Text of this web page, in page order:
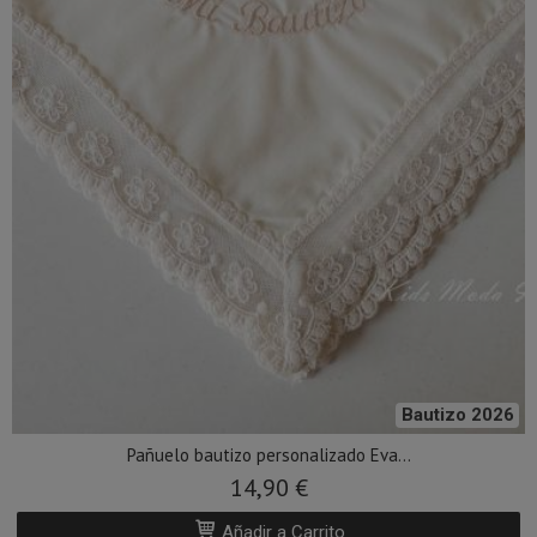
Bautizo 2026
Pañuelo bautizo personalizado Eva...
14,90 €
Añadir a Carrito